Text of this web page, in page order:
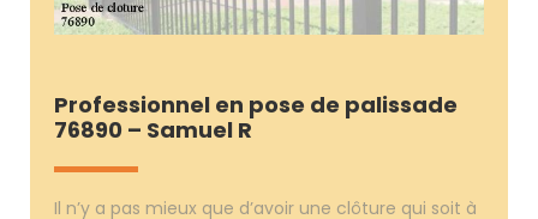
Professionnel en pose de palissade
76890 – Samuel R
Il n’y a pas mieux que d’avoir une clôture qui soit à